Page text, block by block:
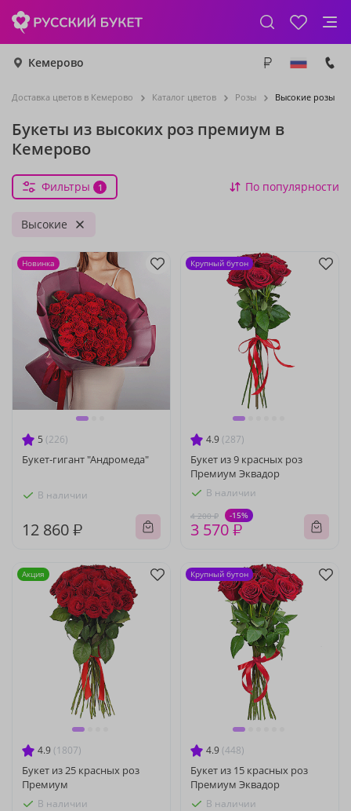
Кемерово
Доставка цветов в Кемерово Каталог цветов Розы Высокие розы
Букеты из высоких роз премиум в
Кемерово
Фильтры 1 По популярности
Высокие
5 (226)
Букет-гигант "Андромеда"
В наличии
12 860 ₽
Новинка
4.9 (287)
Букет из 9 красных роз
Премиум Эквадор
В наличии
4 200 ₽ -15%
3 570 ₽
Крупный бутон
4.9 (1807)
Букет из 25 красных роз
Премиум
В наличии
Акция
4.9 (448)
Букет из 15 красных роз
Премиум Эквадор
В наличии
Крупный бутон